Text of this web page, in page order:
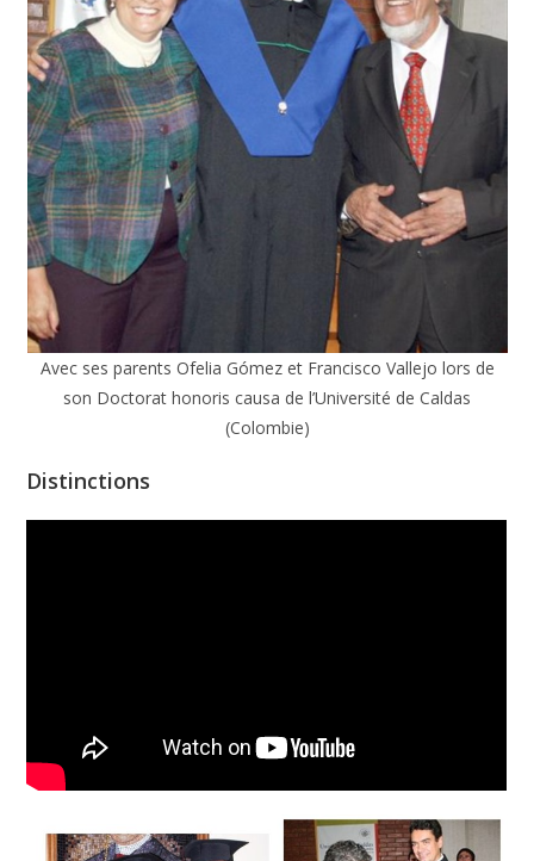
Avec ses parents Ofelia Gómez et Francisco Vallejo lors de
son Doctorat honoris causa de l’Université de Caldas
(Colombie)
Distinctions